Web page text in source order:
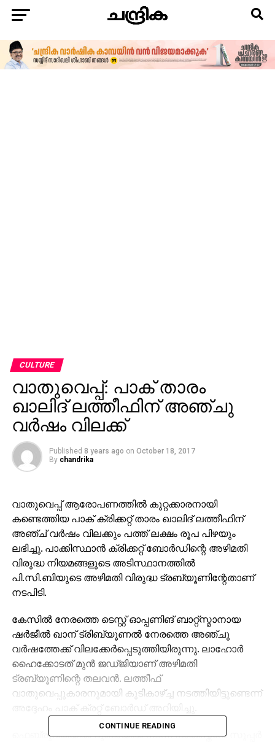
CULTURE
വാതുവെപ്പ്: പാക് താരം
ഖാലിദ് ലത്തീഫിന് അഞ്ചു
വര്‍ഷം വിലക്ക്
Published 8 years ago on October 18, 2017
By chandrika
വാതുവെപ്പ് ആരോപണത്തില്‍ കുറ്റക്കാരനായി
കണ്ടെത്തിയ പാക് ക്രിക്കറ്റ് താരം ഖാലിദ് ലത്തീഫിന്
അഞ്ച് വര്‍ഷം വിലക്കും പത്ത് ലക്ഷം രൂപ പിഴയും
ലഭിച്ചു. പാക്കിസ്ഥാന്‍ ക്രിക്കറ്റ് ബോര്‍ഡിന്റെ അഴിമതി
വിരുദ്ധ നിയമങ്ങളുടെ അടിസ്ഥാനത്തില്‍
പി.സി.ബിയുടെ അഴിമതി വിരുദ്ധ ട്രബ്യൂണിന്റേതാണ്
നടപിടി.
കേസില്‍ നേരത്തെ ടെസ്റ്റ് ഓപ്പണിങ് ബാറ്റ്സ്മാനായ
ഷര്‍ജീല്‍ ഖാന് ട്രിബ്യൂണല്‍ നേരത്തെ അഞ്ചു
വര്‍ഷത്തേക്ക് വിലക്കേര്‍പ്പെടുത്തിയിരുന്നു. ലാഹോര്‍
ഹൈക്കോടത് മുന്‍ ജഡ്ജിയാണ് അഴിമതി
ട്രബ്യൂണിന്റെ തലവന്‍. ലത്തീഫ്
വാതുവെപ്പുകാരനുമായി കൂടികാഴ്ച്ച നടത്തിയിട്ടുണ്ടെന്ന്
ഫെബ്രുവരിയില്‍ ദുബായില്‍ നടന്ന പാകിസ്താന്‍ സൂപ്പര്‍
CONTINUE READING